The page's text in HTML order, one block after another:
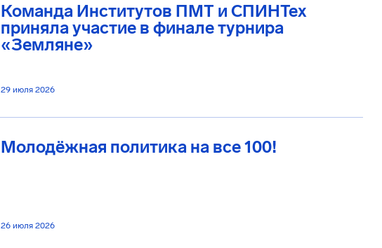
Команда Институтов ПМТ и СПИНТех
приняла участие в финале турнира
«Земляне»
29 июля 2026
Молодёжная политика на все 100!
26 июля 2026